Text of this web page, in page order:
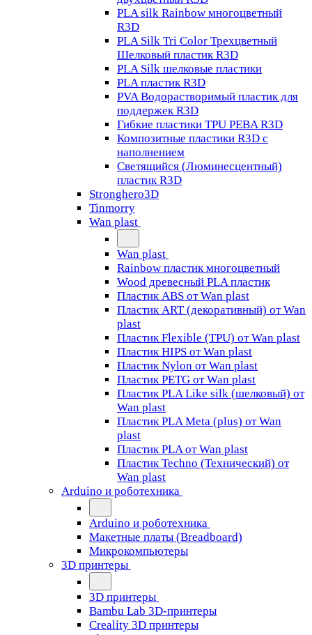
PLA silk Rainbow многоцветный
R3D
PLA Silk Tri Color Трехцветный
Шелковый пластик R3D
PLA Silk шелковые пластики
PLA пластик R3D
PVA Водорастворимый пластик для
поддержек R3D
Гибкие пластики TPU PEBA R3D
Композитные пластики R3D с
наполнением
Светящийся (Люминесцентный)
пластик R3D
Stronghero3D
Tinmorry
Wan plast
Wan plast
Rainbow пластик многоцветный
Wood древесный PLA пластик
Пластик ABS от Wan plast
Пластик ART (декоративный) от Wan
plast
Пластик Flexible (TPU) от Wan plast
Пластик HIPS от Wan plast
Пластик Nylon от Wan plast
Пластик PETG от Wan plast
Пластик PLA Like silk (шелковый) от
Wan plast
Пластик PLA Meta (plus) от Wan
plast
Пластик PLA от Wan plast
Пластик Techno (Технический) от
Wan plast
Arduino и роботехника
Arduino и роботехника
Макетные платы (Breadboard)
Микрокомпьютеры
3D принтеры
3D принтеры
Bambu Lab 3D-принтеры
Creality 3D принтеры